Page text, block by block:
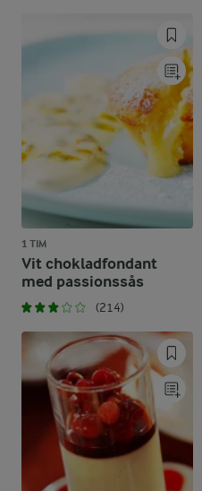
1 TIM
Vit chokladfondant
med passionssås
(214)